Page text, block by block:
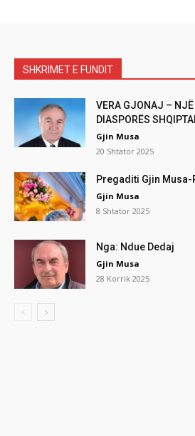
SHKRIMET E FUNDIT
VERA GJONAJ – NJË
DIASPORËS
Gjin Musa
20 Shtator 2025
Pregaditi Gjin
Gjin Musa
8 Shtator 2025
Nga: Ndue Dedaj
Gjin Musa
28 Korrik 2025